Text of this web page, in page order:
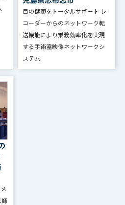
トホワイトバ
ンス : CCU前面
ートゲインコン
ール : 0～
トシャッター
60～1/10000
続可変
トニー : 装備
トフレア : 装
Middle/W
目の健康をトータルサポート レ
コーダーからのネットワーク転
送機能により業務効率化を実現
する手術室映像ネットワークシ
ステム
師